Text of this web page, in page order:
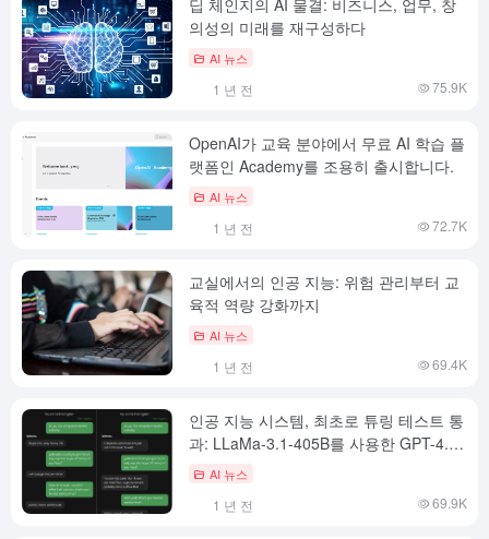
의성의 미래를 재구성하다
AI 뉴스
1 년 전 75.9K
OpenAI가 교육 분야에서 무료 AI 학습 플
랫폼인 Academy를 조용히 출시합니다.
AI 뉴스
1 년 전 72.7K
교실에서의 인공 지능: 위험 관리부터 교
육적 역량 강화까지
AI 뉴스
1 년 전 69.4K
인공 지능 시스템, 최초로 튜링 테스트 통
과: LLaMa-3.1-405B를 사용한 GPT-4.5
의 획기적인 성능
AI 뉴스
1 년 전 69.9K